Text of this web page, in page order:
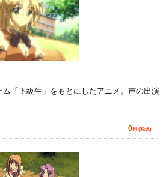
ム「下級生」をもとにしたアニメ。声の出演
0円 (税込)